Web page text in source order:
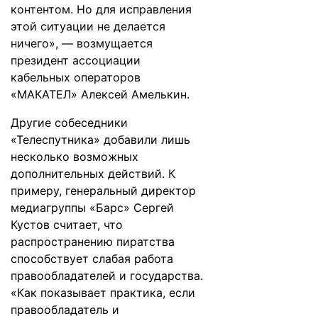
контентом. Но для исправления
этой ситуации не делается
ничего», — возмущается
президент ассоциации
кабельных операторов
«МАКАТЕЛ» Алексей Амелькин.
Другие собеседники
«Телеспутника» добавили лишь
несколько возможных
дополнительных действий. К
примеру, генеральный директор
медиагруппы «Барс» Сергей
Кустов считает, что
распространению пиратства
способствует слабая работа
правообладателей и государства.
«Как показывает практика, если
правообладатель и